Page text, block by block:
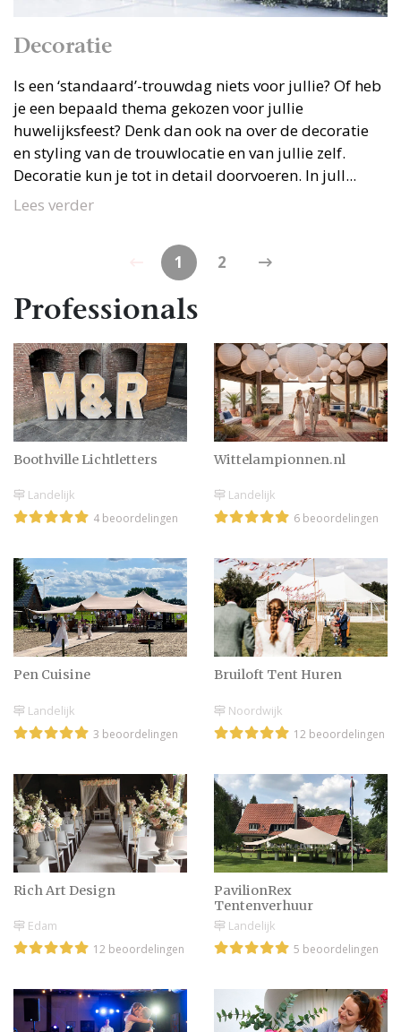
Decoratie
Is een ‘standaard’-trouwdag niets voor jullie? Of heb
je een bepaald thema gekozen voor jullie
huwelijksfeest? Denk dan ook na over de decoratie
en styling van de trouwlocatie en van jullie zelf.
Decoratie kun je tot in detail doorvoeren. In jull...
Lees verder
1 2
Professionals
Boothville Lichtletters
Landelijk
4 beoordelingen
Wittelampionnen.nl
Landelijk
6 beoordelingen
Pen Cuisine
Landelijk
3 beoordelingen
Bruiloft Tent Huren
Noordwijk
12 beoordelingen
Rich Art Design
Edam
12 beoordelingen
PavilionRex
Tentenverhuur
Landelijk
5 beoordelingen